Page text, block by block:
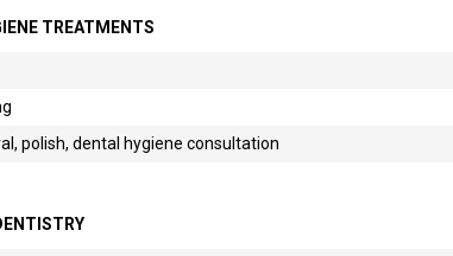
TREATMENTS
polish, dental hygiene consultation